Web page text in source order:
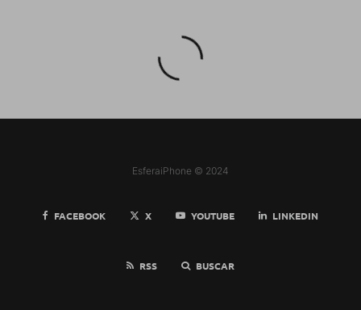
EsferaiPhone © 2024
FACEBOOK X YOUTUBE LINKEDIN
RSS BUSCAR